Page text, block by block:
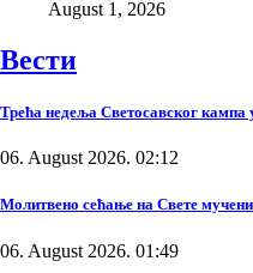
August 1, 2026
Вести
Трећа недеља Светосавског кампа
06. August 2026. 02:12
Молитвено сећање на Свете
06. August 2026. 01:49